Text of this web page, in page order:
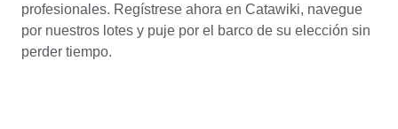
profesionales. Regístrese ahora en Catawiki, navegue
por nuestros lotes y puje por el barco de su elección sin
perder tiempo.